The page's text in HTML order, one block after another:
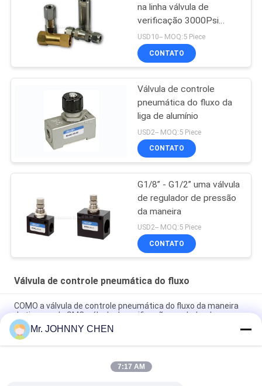
na linha válvula de
verificação 3000Psi
G1/2”
USD10-- MOQ:5 Piece
CONTATO
Válvula de controle
pneumática do fluxo da
liga de alumínio
USD2-- MOQ:5 Piece
CONTATO
G1/8” - G1/2” uma válvula
de regulador de pressão
da maneira
USD2-- MOQ:5 Piece
CONTATO
Válvula de controle pneumática do fluxo
COMO a válvula de controle pneumática do fluxo da maneira
do tipo um de SMC, válvula de verificação regulador de
pressão de 1670L/min G1/4 do”
ASC válvula de regulação de caudal pneumática G1/2"
Série de FCV um tipo pneumático do Não-retorno da válvula de
Mr. JOHNNY CHEN
7:17 AM